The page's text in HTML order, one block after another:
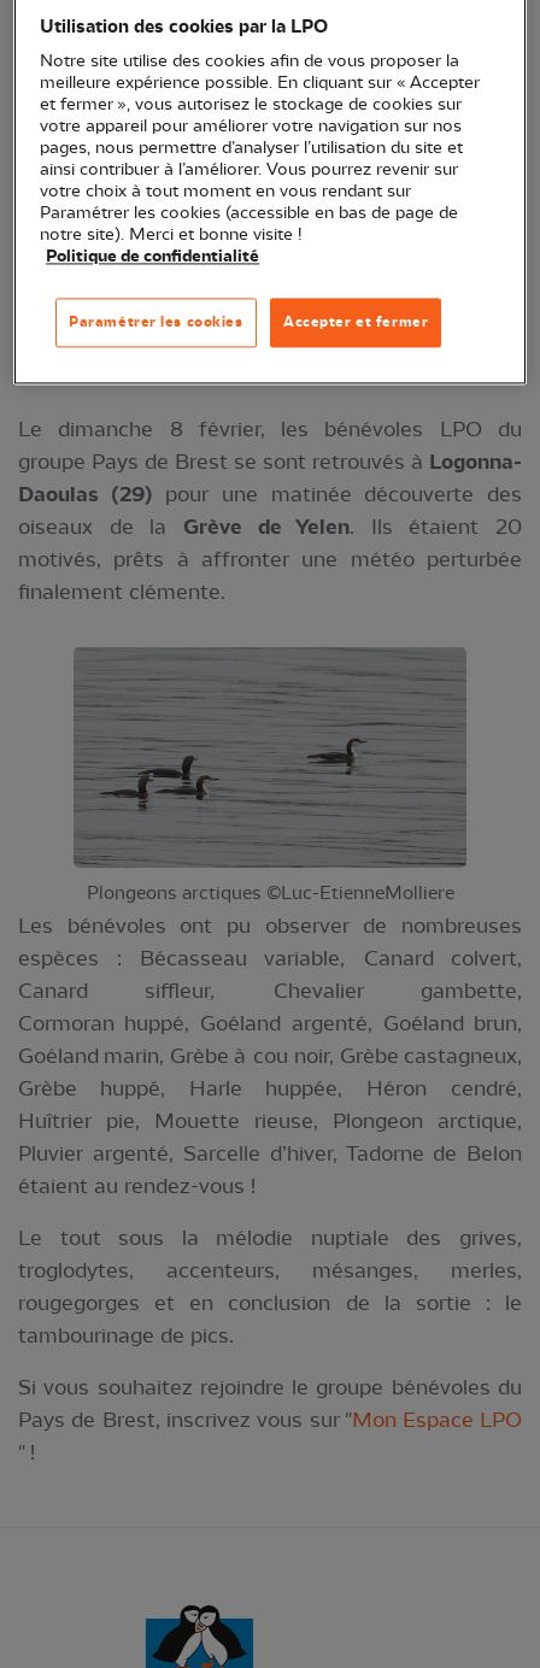
apprendre à reconnaître ensemble les oiseaux de la
rade de Brest.
Les bénévoles à la Grève de Yelen ©Luc-
Le dimanche 8 février, les bénévoles LPO du
groupe Pays de Brest se sont retrouvés à Logonna-
Daoulas (29) pour une matinée découverte des
oiseaux de la Grève de Yelen. Ils étaient 20
motivés, prêts à affronter une météo perturbée
finalement clémente.
Plongeons arctiques ©Luc-EtienneMolliere
Les bénévoles ont pu observer de nombreuses
espèces : Bécasseau variable, Canard colvert,
Canard siffleur, Chevalier gambette,
Cormoran huppé, Goéland argenté, Goéland brun,
Goéland marin, Grèbe à cou noir, Grèbe castagneux,
Grèbe huppé, Harle huppée, Héron cendré,
Huîtrier pie, Mouette rieuse, Plongeon arctique,
Pluvier argenté, Sarcelle d’hiver, Tadorne de Belon
étaient au rendez-vous !
Le tout sous la mélodie nuptiale des grives,
troglodytes, accenteurs, mésanges, merles,
rougegorges et en conclusion de la sortie : le
tambourinage de pics.
Si vous souhaitez rejoindre le groupe bénévoles du
Pays de Brest, inscrivez vous sur "Mon Espace LPO
" !
Utilisation des cookies par la LPO
Notre site utilise des cookies afin de vous proposer la
meilleure expérience possible. En cliquant sur « Accepter
et fermer », vous autorisez le stockage de cookies sur
votre appareil pour améliorer votre navigation sur nos
pages, nous permettre d’analyser l’utilisation du site et
ainsi contribuer à l’améliorer. Vous pourrez revenir sur
votre choix à tout moment en vous rendant sur
Paramétrer les cookies (accessible en bas de page de
notre site). Merci et bonne visite !
Politique de confidentialité
Accepter et fermer
Paramétrer les cookies